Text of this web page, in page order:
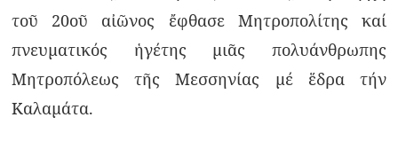
τοῦ 20οῦ αἰῶνος ἔφθασε Μητροπολίτης καί
πνευματικός ἡγέτης μιᾶς πολυάνθρωπης
Μητροπόλεως τῆς Μεσσηνίας μέ ἕδρα τήν
Καλαμάτα.